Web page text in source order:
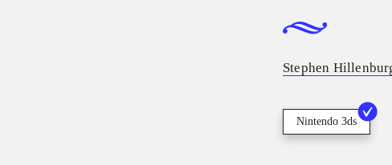
Stephen
Nintendo 3ds